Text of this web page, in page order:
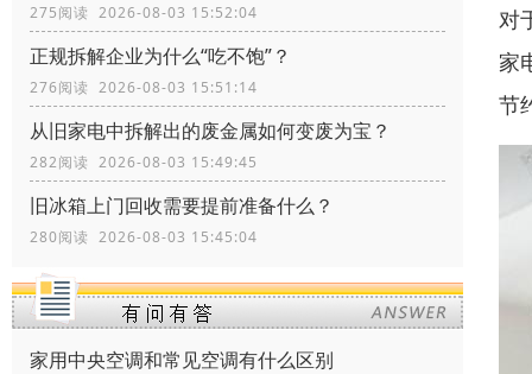
275阅读 2026-08-03 15:52:04
正规拆解企业为什么“吃不饱”？
276阅读 2026-08-03 15:51:14
从旧家电中拆解出的废金属如何变废为宝？
282阅读 2026-08-03 15:49:45
旧冰箱上门回收需要提前准备什么？
280阅读 2026-08-03 15:45:04
家用中央空调和常见空调有什么区别
对
家
节